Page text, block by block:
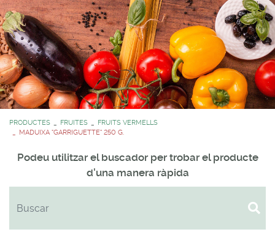
PRODUCTES FRUITES
FRUITS VERMELLS
MADUIXA "GARRIGUETTE" 250 G.
Podeu utilitzar el buscador per trobar el producte
d'una manera ràpida